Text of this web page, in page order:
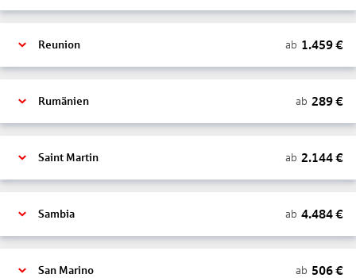
Reunion ab 1.459€
Rumänien ab 289€
Saint Martin ab 2.144€
Sambia ab 4.484€
San Marino ab 506€